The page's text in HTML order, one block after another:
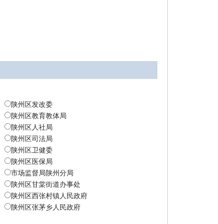
陕州区发改委
陕州区教育教体局
陕州区人社局
陕州区司法局
陕州区卫健委
陕州区医保局
市场监督局陕州分局
陕州区甘棠街道办事处
陕州区西张村镇人民政府
陕州区张茅乡人民政府